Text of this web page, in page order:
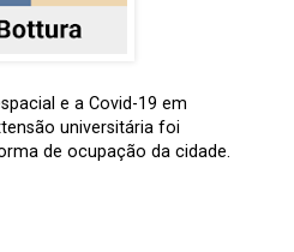
e a Covid-19 em
universitária foi
de ocupação da cidade.